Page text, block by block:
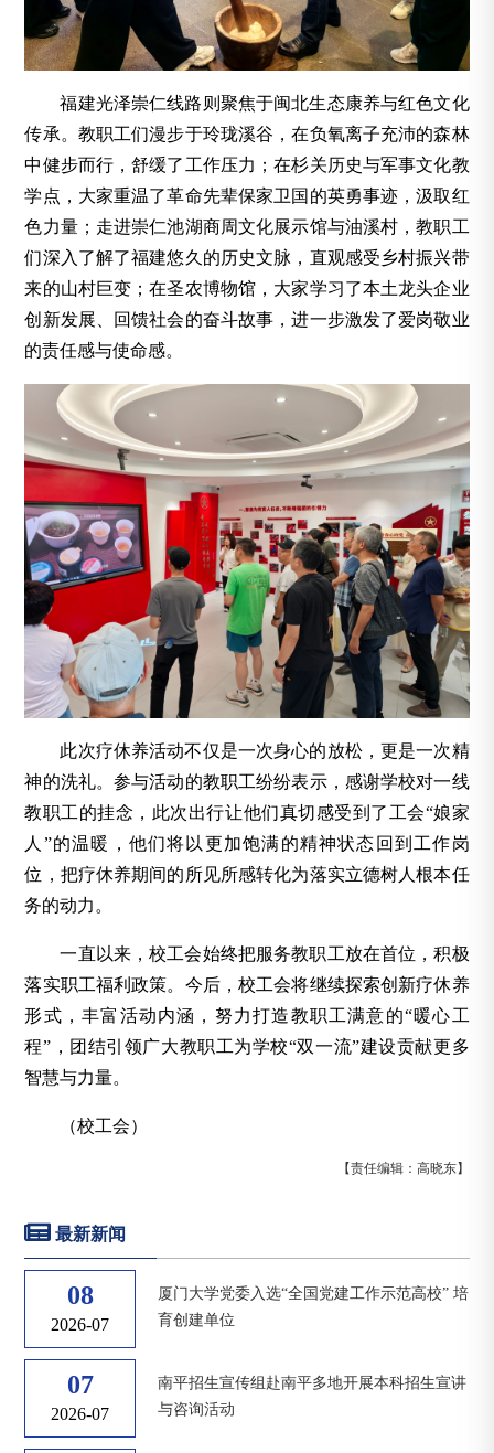
福建光泽崇仁线路则聚焦于闽北生态康养与红色文化
传承。教职工们漫步于玲珑溪谷，在负氧离子充沛的森林
中健步而行，舒缓了工作压力；在杉关历史与军事文化教
学点，大家重温了革命先辈保家卫国的英勇事迹，汲取红
色力量；走进崇仁池湖商周文化展示馆与油溪村，教职工
们深入了解了福建悠久的历史文脉，直观感受乡村振兴带
来的山村巨变；在圣农博物馆，大家学习了本土龙头企业
创新发展、回馈社会的奋斗故事，进一步激发了爱岗敬业
的责任感与使命感。
此次疗休养活动不仅是一次身心的放松，更是一次精
神的洗礼。参与活动的教职工纷纷表示，感谢学校对一线
教职工的挂念，此次出行让他们真切感受到了工会“娘家
人”的温暖，他们将以更加饱满的精神状态回到工作岗
位，把疗休养期间的所见所感转化为落实立德树人根本任
务的动力。
一直以来，校工会始终把服务教职工放在首位，积极
落实职工福利政策。今后，校工会将继续探索创新疗休养
形式，丰富活动内涵，努力打造教职工满意的“暖心工
程”，团结引领广大教职工为学校“双一流”建设贡献更多
智慧与力量。
（校工会）
【责任编辑：高晓东】
最新新闻
08
2026-07
厦门大学党委入选“全国党建工作示范高校” 培
育创建单位
07
2026-07
南平招生宣传组赴南平多地开展本科招生宣讲
与咨询活动